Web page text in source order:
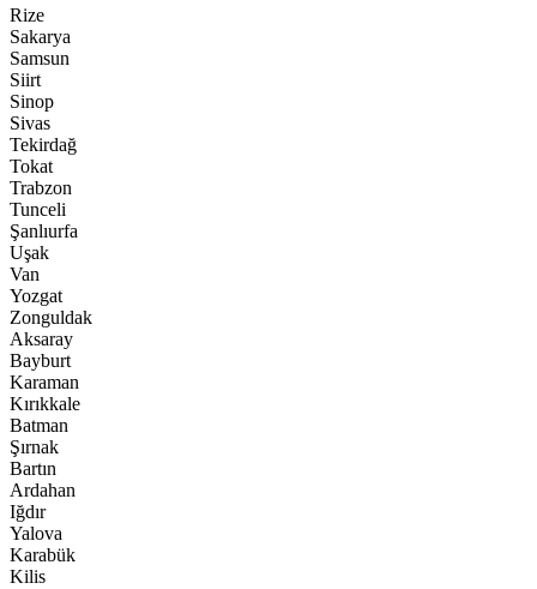
Rize
Sakarya
Samsun
Siirt
Sinop
Sivas
Tekirdağ
Tokat
Trabzon
Tunceli
Şanlıurfa
Uşak
Van
Yozgat
Zonguldak
Aksaray
Bayburt
Karaman
Kırıkkale
Batman
Şırnak
Bartın
Ardahan
Iğdır
Yalova
Karabük
Kilis